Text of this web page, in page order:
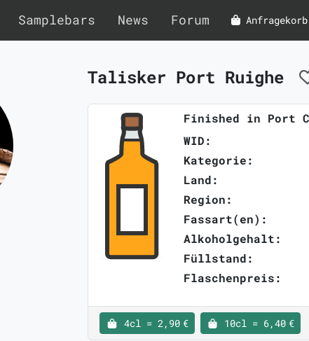
Samplebars News Forum Anfragekorb
Talisker Port Ruighe
Finished in Port
WID:
Kategorie:
Land:
Region:
Fassart(en):
Alkoholgehalt:
Füllstand:
Flaschenpreis:
4cl = 2,90 € 10cl = 6,40 €